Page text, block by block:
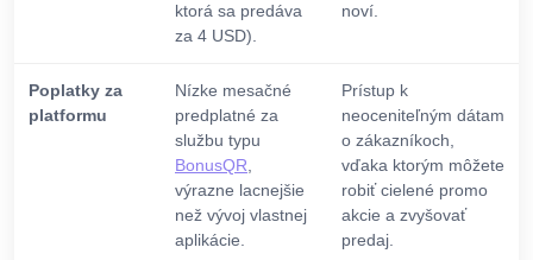
ktorá sa predáva
za 4 USD).
noví.
Poplatky za
platformu
Nízke mesačné
predplatné za
službu typu
BonusQR
výrazne lacnejšie
než vývoj vlastnej
aplikácie.
Prístup k
neoceniteľným dátam
o zákazníkoch,
vďaka ktorým môžete
robiť cielené promo
akcie a zvyšovať
predaj.